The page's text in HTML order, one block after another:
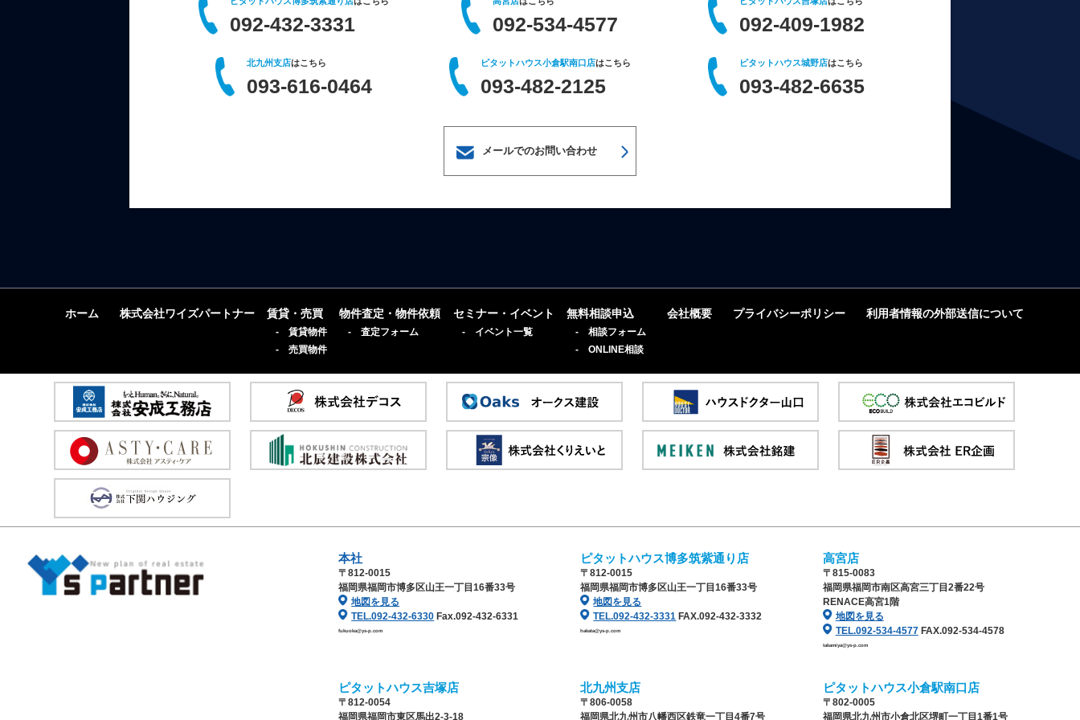
092-432-3331 092-534-4577 092-409-1982
北九州支店はこちら
093-616-0464
ピタットハウス小倉駅南口店はこちら
093-482-2125
ピタットハウス城野店はこちら
093-482-6635
メールでのお問い合わせ
ホーム 株式会社ワイズパートナー 賃貸・売買
- 賃貸物件
- 売買物件
物件査定・物件依頼
- 査定フォーム
セミナー・イベント
- イベント一覧
無料相談申込
- 相談フォーム
- ONLINE相談
会社概要 プライバシーポリシー 利用者情報の外部送信について
本社
〒812-0015
福岡県福岡市博多区山王一丁目16番33号
地図を見る
TEL.092-432-6330 Fax.092-432-6331
fukuoka@ys-p.com
ピタットハウス博多筑紫通り店
〒812-0015
福岡県福岡市博多区山王一丁目16番33号
地図を見る
TEL.092-432-3331 FAX.092-432-3332
hakata@ys-p.com
高宮店
〒815-0083
福岡県福岡市南区高宮三丁目2番22号
RENACE高宮1階
地図を見る
TEL.092-534-4577FAX.092-534-4578
takamiya@ys-p.com
ピタットハウス吉塚店
〒812-0054
福岡県福岡市東区馬出2-3-18
北九州支店
〒806-0058
福岡県北九州市八幡西区鉄竜一丁目4番7号
ピタットハウス小倉駅南口店
〒802-0005
福岡県北九州市小倉北区堺町一丁目1番1号